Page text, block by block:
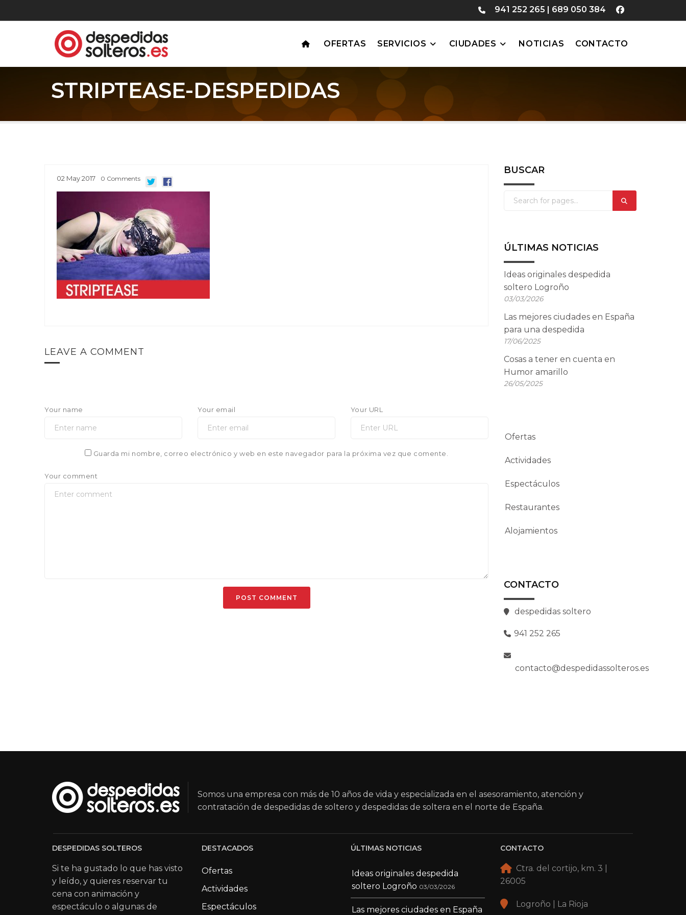
941 252 265 | 689 050 384
OFERTAS SERVICIOS CIUDADES NOTICIAS CONTACTO
STRIPTEASE-DESPEDIDAS
02 May2017 0 Comments
LEAVE A COMMENT
Your name Your email Your URL
Guarda mi nombre, correo electrónico y web en este navegador para la próxima vez que comente.
Your comment
BUSCAR
ÚLTIMAS NOTICIAS
Ideas originales despedida
soltero Logroño
03/03/2026
Las mejores ciudades en España
para una despedida
17/06/2025
Cosas a tener en cuenta en
Humor amarillo
26/05/2025
Ofertas
Actividades
Espectáculos
Restaurantes
Alojamientos
CONTACTO
despedidas soltero
941 252 265
contacto@despedidassolteros.es
Somos una empresa con más de 10 años de vida y especializada en el asesoramiento, atención y
contratación de despedidas de soltero y despedidas de soltera en el norte de España.
DESPEDIDAS SOLTEROS
Si te ha gustado lo que has visto
y leído, y quieres reservar tu
cena con animación y
espectáculo o algunas de
DESTACADOS
Ofertas
Actividades
Espectáculos
ÚLTIMAS NOTICIAS
Ideas originales despedida
soltero Logroño 03/03/2026
Las mejores ciudades en España
CONTACTO
Ctra. del cortijo, km. 3 |
26005
Logroño | La Rioja